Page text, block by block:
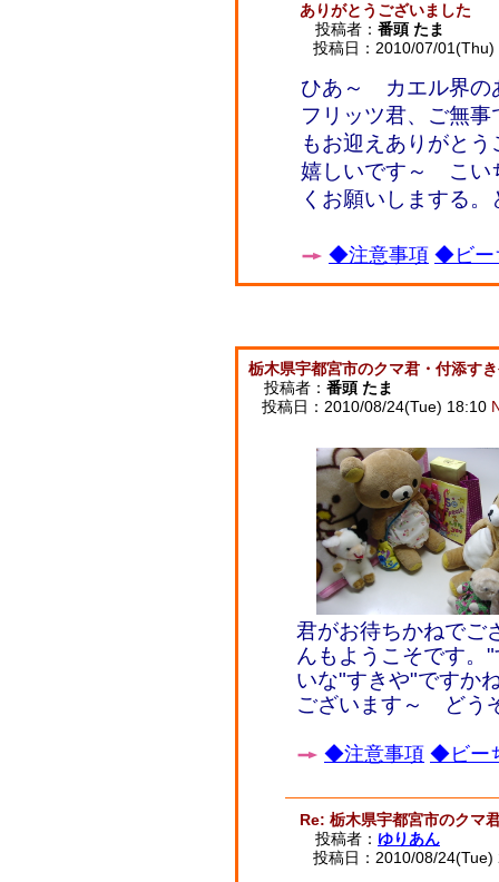
ありがとうございました
投稿者： 番頭 たま
投稿日：2010/07/
ひあ～ カエル界の
フリッツ君、ご無
もお迎えありがと
嬉しいです～ こい
くお願いしまする
◆注意事項 ◆ビー
栃木県宇都宮市のクマ君・付添す
投稿者： 番頭 たま
投稿日：2010/08/24(Tue) 18:10
君がお待ちかねで
んもようこそです。
いな"すきや"ですか
ございます～ どう
◆注意事項 ◆ビー
Re: 栃木県宇都宮市のクマ
投稿者： ゆりあん
投稿日：2010/08/